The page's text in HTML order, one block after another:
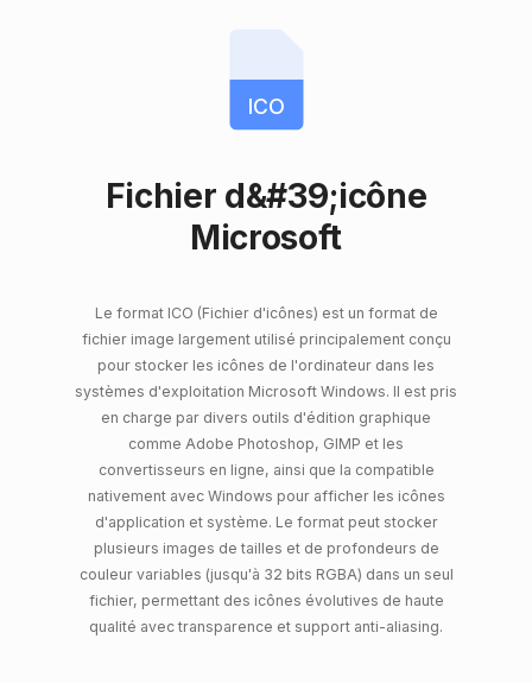
ICO
Fichier d&#39;icône
Microsoft
Le format ICO (Fichier d'icônes) est un format de
fichier image largement utilisé principalement conçu
pour stocker les icônes de l'ordinateur dans les
systèmes d'exploitation Microsoft Windows. Il est pris
en charge par divers outils d'édition graphique
comme Adobe Photoshop, GIMP et les
convertisseurs en ligne, ainsi que la compatible
nativement avec Windows pour afficher les icônes
d'application et système. Le format peut stocker
plusieurs images de tailles et de profondeurs de
couleur variables (jusqu'à 32 bits RGBA) dans un seul
fichier, permettant des icônes évolutives de haute
qualité avec transparence et support anti-aliasing.